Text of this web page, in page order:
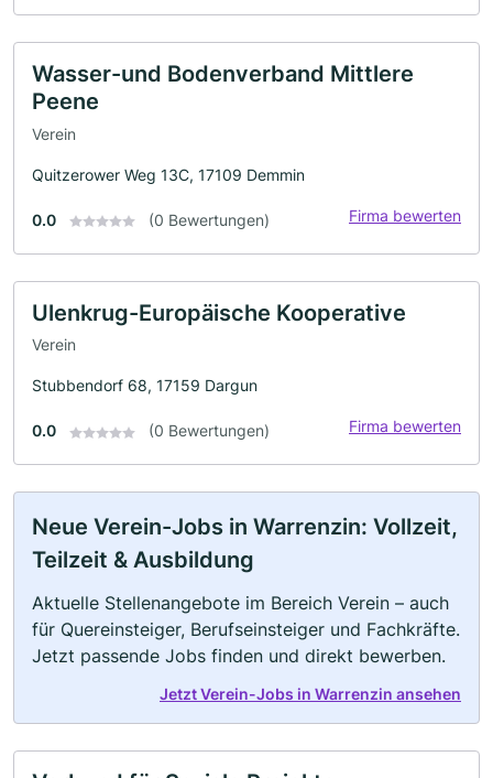
Wasser-und Bodenverband Mittlere
Peene
Verein
Quitzerower Weg 13C, 17109 Demmin
0.0 (0 Bewertungen) Firma bewerten
Ulenkrug-Europäische Kooperative
Verein
Stubbendorf 68, 17159 Dargun
0.0 (0 Bewertungen) Firma bewerten
Neue Verein-Jobs in Warrenzin: Vollzeit,
Teilzeit & Ausbildung
Aktuelle Stellenangebote im Bereich Verein – auch
für Quereinsteiger, Berufseinsteiger und Fachkräfte.
Jetzt passende Jobs finden und direkt bewerben.
Jetzt Verein-Jobs in Warrenzin ansehen